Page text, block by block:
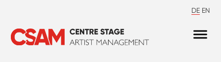
DE EN